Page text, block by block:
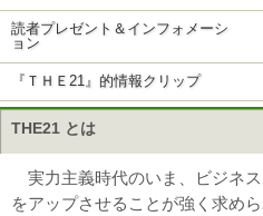
読者プレゼント＆インフォメーシ
ョン
『ＴＨＥ21』的情報クリップ
THE21 とは
実力主義時代のいま、ビジネ
をアップさせることが強く求め